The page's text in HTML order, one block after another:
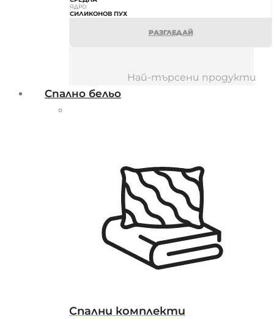
ЯДРО
СИЛИКОНОВ ПУХ
РАЗГЛЕДАЙ
Най-търсени продукти
Спално бельо
Спални комплекти